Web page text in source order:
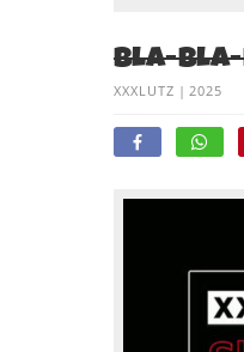
BLA-
XXXLUTZ | 2025